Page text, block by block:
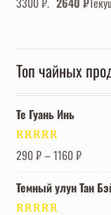
Топ чайных
Те Гуань Инь
Оценка5.00
из 5
290₽–1160₽
Темный улун Тан